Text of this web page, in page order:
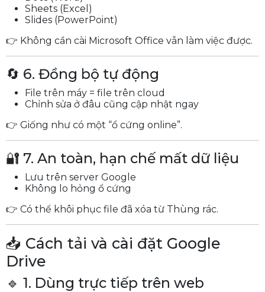
Sheets (Excel)
Slides (PowerPoint)
👉 Không cần cài Microsoft Office vẫn làm việc được.
🔄 6. Đồng bộ tự động
File trên máy = file trên cloud
Chỉnh sửa ở đâu cũng cập nhật ngay
👉 Giống như có một “ổ cứng online”.
🔐 7. An toàn, hạn chế mất dữ liệu
Lưu trên server Google
Không lo hỏng ổ cứng
👉 Có thể khôi phục file đã xóa từ Thùng rác.
📥 Cách tải và cài đặt Google
Drive
🔹 1. Dùng trực tiếp trên web